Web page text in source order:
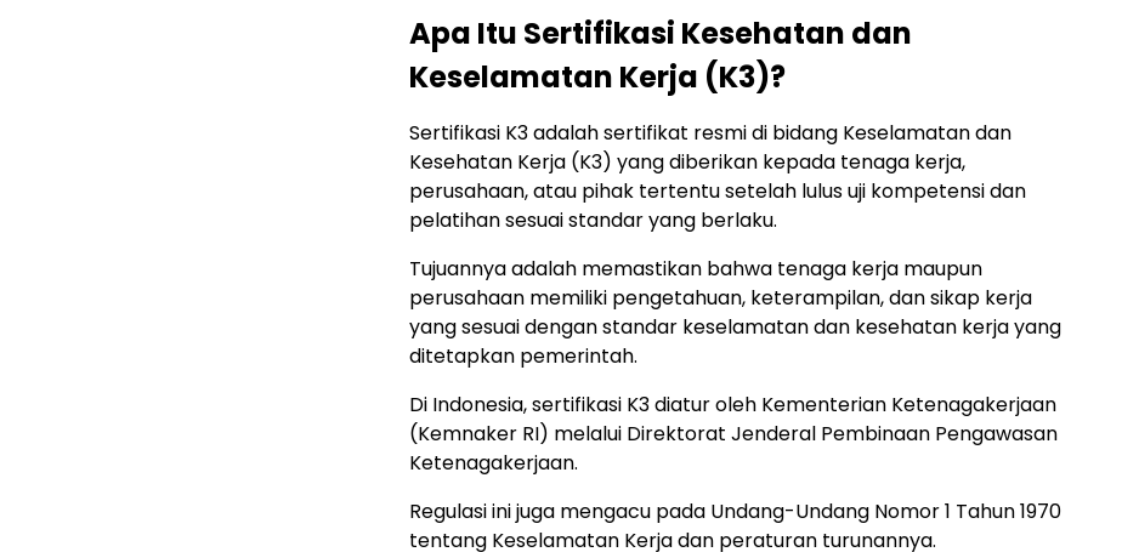
Apa Itu Sertifikasi Kesehatan dan
Keselamatan Kerja (K3)?
Sertifikasi K3 adalah sertifikat resmi di bidang Keselamatan dan
Kesehatan Kerja (K3) yang diberikan kepada tenaga kerja,
perusahaan, atau pihak tertentu setelah lulus uji kompetensi dan
pelatihan sesuai standar yang berlaku.
Tujuannya adalah memastikan bahwa tenaga kerja maupun
perusahaan memiliki pengetahuan, keterampilan, dan sikap kerja
yang sesuai dengan standar keselamatan dan kesehatan kerja yang
ditetapkan pemerintah.
Di Indonesia, sertifikasi K3 diatur oleh Kementerian Ketenagakerjaan
(Kemnaker RI) melalui Direktorat Jenderal Pembinaan Pengawasan
Ketenagakerjaan.
Regulasi ini juga mengacu pada Undang-Undang Nomor 1 Tahun 1970
tentang Keselamatan Kerja dan peraturan turunannya.